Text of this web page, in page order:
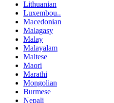
Lithuanian
Luxembou..
Macedonian
Malagasy
Malay
Malayalam
Maltese
Maori
Marathi
Mongolian
Burmese
Nepali